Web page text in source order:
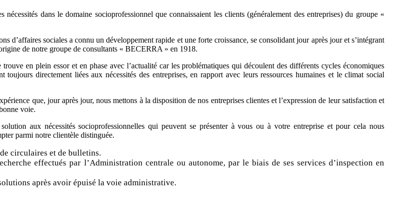
nécessités dans le domaine socioprofessionnel que connaissaient les clients (généralement des entreprises) du groupe «
d’affaires sociales a connu un développement rapide et une forte croissance, se consolidant jour après jour et s’intégrant
de notre groupe de consultants « BECERRA » en 1918.
en plein essor et en phase avec l’actualité car les problématiques qui découlent des différents cycles économiques
directement liées aux nécessités des entreprises, en rapport avec leurs ressources humaines et le climat social
que, jour après jour, nous mettons à la disposition de nos entreprises clientes et l’expression de leur satisfaction et
voie.
aux nécessités socioprofessionnelles qui peuvent se présenter à vous ou à votre entreprise et pour cela nous
parmi notre clientèle distinguée.
circulaires et de bulletins.
effectués par l’Administration centrale ou autonome, par le biais de ses services d’inspection en
après avoir épuisé la voie administrative.